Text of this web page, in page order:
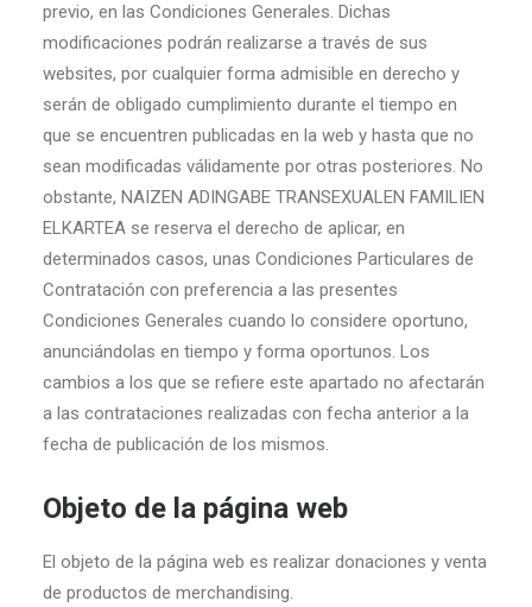
previo, en las Condiciones Generales. Dichas
modificaciones podrán realizarse a través de sus
websites, por cualquier forma admisible en derecho y
serán de obligado cumplimiento durante el tiempo en
que se encuentren publicadas en la web y hasta que no
sean modificadas válidamente por otras posteriores. No
obstante, NAIZEN ADINGABE TRANSEXUALEN FAMILIEN
ELKARTEA se reserva el derecho de aplicar, en
determinados casos, unas Condiciones Particulares de
Contratación con preferencia a las presentes
Condiciones Generales cuando lo considere oportuno,
anunciándolas en tiempo y forma oportunos. Los
cambios a los que se refiere este apartado no afectarán
a las contrataciones realizadas con fecha anterior a la
fecha de publicación de los mismos.
Objeto de la página web
El objeto de la página web es realizar donaciones y venta
de productos de merchandising.